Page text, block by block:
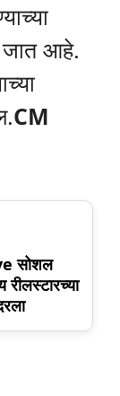
जात आहे.
CM
सोशल
रीलस्टारच्या